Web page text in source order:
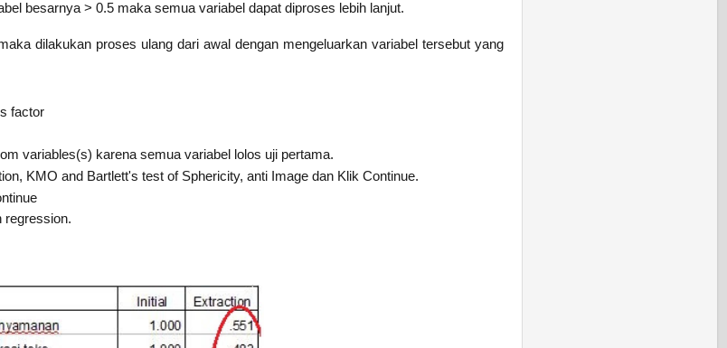
besarnya > 0.5 maka semua variabel dapat diproses lebih lanjut.
dilakukan proses ulang dari awal dengan mengeluarkan variabel tersebut yang
factor
variables(s) karena semua variabel lolos uji pertama.
KMO and Bartlett's test of Sphericity, anti Image dan Klik Continue.
regression.